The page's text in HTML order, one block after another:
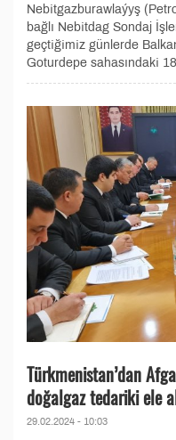
Nebitgazburawlaýyş
bağlı Nebitdag Sondaj
geçtiğimiz günlerde
Goturdepe sahasındaki
Türkmenistan’dan
doğalgaz tedariki ele
29.02.2024 - 10:03